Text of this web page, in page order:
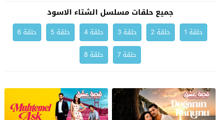
جميع حلقات مسلسل الشتاء الاسود
حلقة 1 حلقة 2 حلقة 3 حلقة 4 حلقة 5
حلقة 6
حلقة 7
حلقة 8